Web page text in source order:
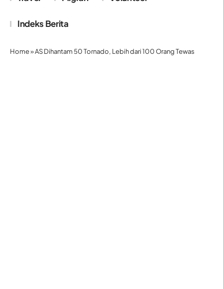
Indeks Berita
Home»AS Dihantam 50 Tornado, Lebih dari 100 Orang Tewas